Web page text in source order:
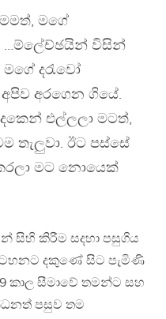
මමත්, මගේ
…ම්ලේච්ඡයින් විසින්
දරැවෝ
අරගෙන ගියේ.
එල්ලලා මටත්,
තැලුවා. ඊට පස්සේ
මට නොයෙක්
සිහි කිරීම සදහා පසුගිය
දකුණේ සිට පැමිණි
කාල සීමාවේ තමන්ට සහ
පසුව තම